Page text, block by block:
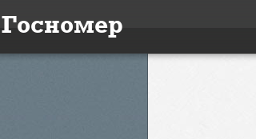
Госномер